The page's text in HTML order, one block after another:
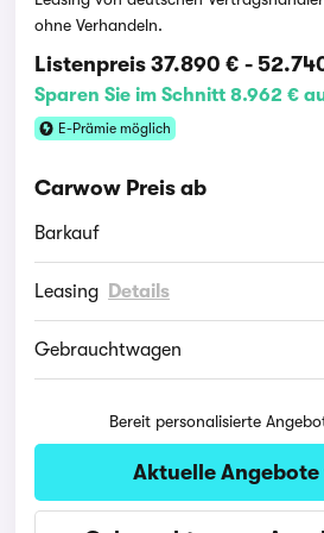
ohne Verhandeln.
Listenpreis37.890 € -
Sparen Sie im Schnitt 8.962 €
E-Prämie möglich
Carwow Preis ab
Barkauf
Leasing Details
Gebrauchtwagen
Bereit personalisierte
Aktuelle